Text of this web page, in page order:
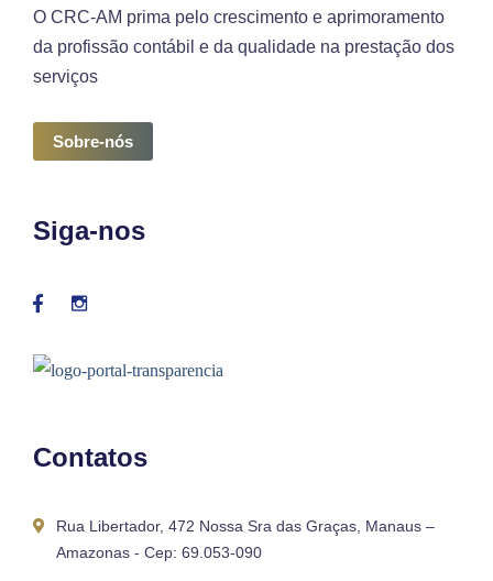
O CRC-AM prima pelo crescimento e aprimoramento
da profissão contábil e da qualidade na prestação dos
serviços
Sobre-nós
Siga-nos
Contatos
Rua Libertador, 472 Nossa Sra das Graças, Manaus –
Amazonas - Cep: 69.053-090